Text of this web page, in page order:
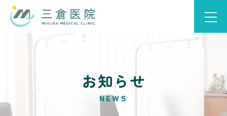
お知らせ
NEWS